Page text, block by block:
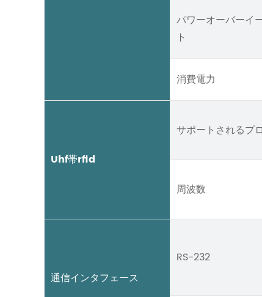
パワーオーバーイ
ト
消費電力
Uhf帯rfid
サポートされるプ
周波数
通信インタフェース
RS-232